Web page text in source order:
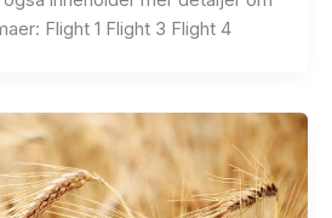
Flight 1 Flight 3 Flight 4